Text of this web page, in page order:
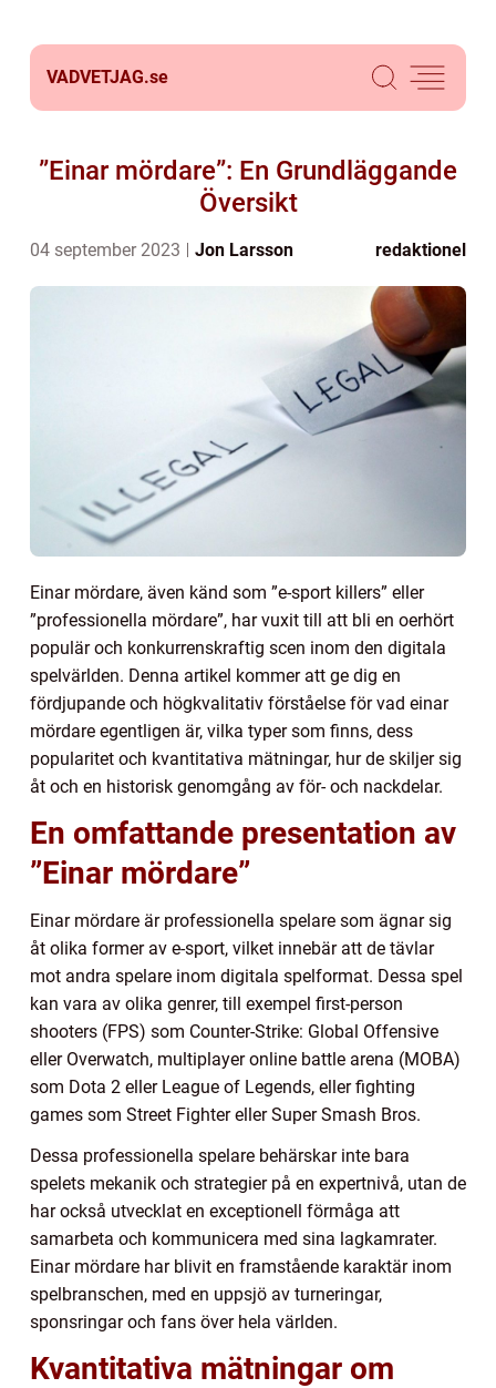
VADVETJAG.se
”Einar mördare”: En Grundläggande
Översikt
04 september 2023 Jon Larsson redaktionel
Einar mördare, även känd som ”e-sport killers” eller
”professionella mördare”, har vuxit till att bli en oerhört
populär och konkurrenskraftig scen inom den digitala
spelvärlden. Denna artikel kommer att ge dig en
fördjupande och högkvalitativ förståelse för vad einar
mördare egentligen är, vilka typer som finns, dess
popularitet och kvantitativa mätningar, hur de skiljer sig
åt och en historisk genomgång av för- och nackdelar.
En omfattande presentation av
”Einar mördare”
Einar mördare är professionella spelare som ägnar sig
åt olika former av e-sport, vilket innebär att de tävlar
mot andra spelare inom digitala spelformat. Dessa spel
kan vara av olika genrer, till exempel first-person
shooters (FPS) som Counter-Strike: Global Offensive
eller Overwatch, multiplayer online battle arena (MOBA)
som Dota 2 eller League of Legends, eller fighting
games som Street Fighter eller Super Smash Bros.
Dessa professionella spelare behärskar inte bara
spelets mekanik och strategier på en expertnivå, utan de
har också utvecklat en exceptionell förmåga att
samarbeta och kommunicera med sina lagkamrater.
Einar mördare har blivit en framstående karaktär inom
spelbranschen, med en uppsjö av turneringar,
sponsringar och fans över hela världen.
Kvantitativa mätningar om